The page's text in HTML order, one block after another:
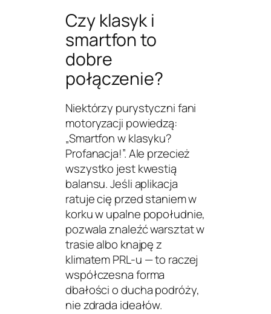
Czy klasyk i
smartfon to
dobre
połączenie?
Niektórzy purystyczni fani
motoryzacji powiedzą:
„Smartfon w klasyku?
Profanacja!”. Ale przecież
wszystko jest kwestią
balansu. Jeśli aplikacja
ratuje cię przed staniem w
korku w upalne popołudnie,
pozwala znaleźć warsztat w
trasie albo knajpę z
klimatem PRL-u — to raczej
współczesna forma
dbałości o ducha podróży,
nie zdrada ideałów.